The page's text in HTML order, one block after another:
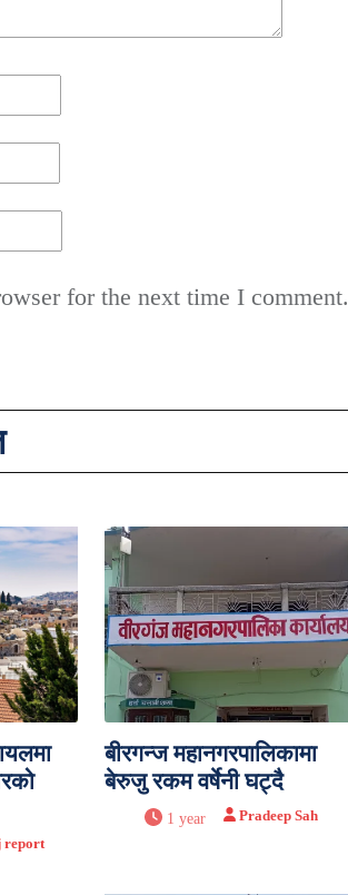
for the next time I comment.
report
बीरगन्ज महानगरपालिकामा
बेरुजु रकम वर्षेनी घट्दै
1 year Pradeep Sah